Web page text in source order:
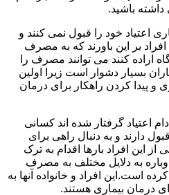
باشید.
اعتیاد خود را قبول نمی کنند و
افراد بر این باورند که به مصرف
اراده کنند می توانند مصرف را
بسیار دشوار است زیرا اولین
و پیدا کردن راهکار برای درمان
اعتیاد گرفتار شده اند کسانی
دارند و به دنبال راهی برای
این افراد بارها اقدام به ترک
به دلایل مختلف به مصرف
است.این افراد و خانواده آنها به
درمان بیماری هستند.